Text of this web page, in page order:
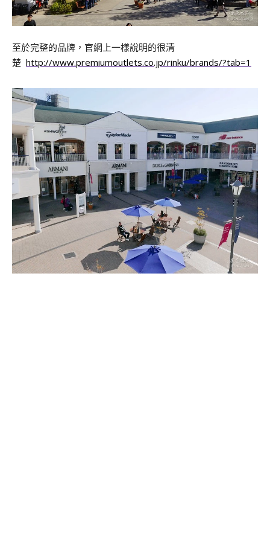
至於完整的品牌，官網上一樣說明的很清
楚 http://www.premiumoutlets.co.jp/rinku/brands/?tab=1